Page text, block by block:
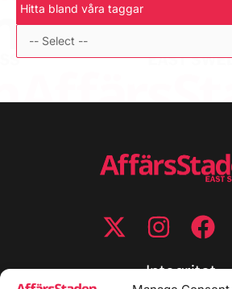
Hitta bland våra taggar
Integritet